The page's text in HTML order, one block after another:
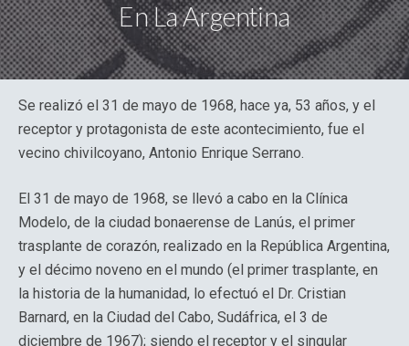
En La Argentina
Se realizó el 31 de mayo de 1968, hace ya, 53 años, y el
receptor y protagonista de este acontecimiento, fue el
vecino chivilcoyano, Antonio Enrique Serrano.
El 31 de mayo de 1968, se llevó a cabo en la Clínica
Modelo, de la ciudad bonaerense de Lanús, el primer
trasplante de corazón, realizado en la República Argentina,
y el décimo noveno en el mundo (el primer trasplante, en
la historia de la humanidad, lo efectuó el Dr. Cristian
Barnard, en la Ciudad del Cabo, Sudáfrica, el 3 de
diciembre de 1967); siendo el receptor y el singular